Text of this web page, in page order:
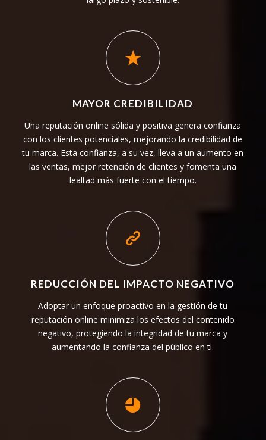
MAYOR CREDIBILIDAD
Una reputación online sólida y positiva genera confianza
con los clientes potenciales, mejorando la credibilidad de
tu marca. Esta confianza, a su vez, lleva a un aumento en
las ventas, mejor retención de clientes y fomenta una
lealtad más fuerte con el tiempo.
REDUCCIÓN DEL IMPACTO NEGATIVO
Adoptar un enfoque proactivo en la gestión de tu
reputación online minimiza los efectos del contenido
negativo, protegiendo la integridad de tu marca y
aumentando la confianza del público en ti.